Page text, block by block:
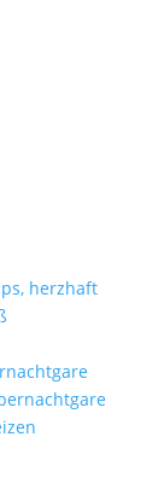
herzhaft